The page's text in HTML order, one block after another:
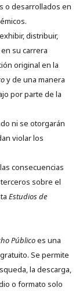
o desarrollados en
distribuir,
su carrera
original en la
y de una manera
por parte de la
ni se otorgarán
violar los
consecuencias
sobre el
Estudios de
Públicoes una
Se permite
la descarga,
o formato solo